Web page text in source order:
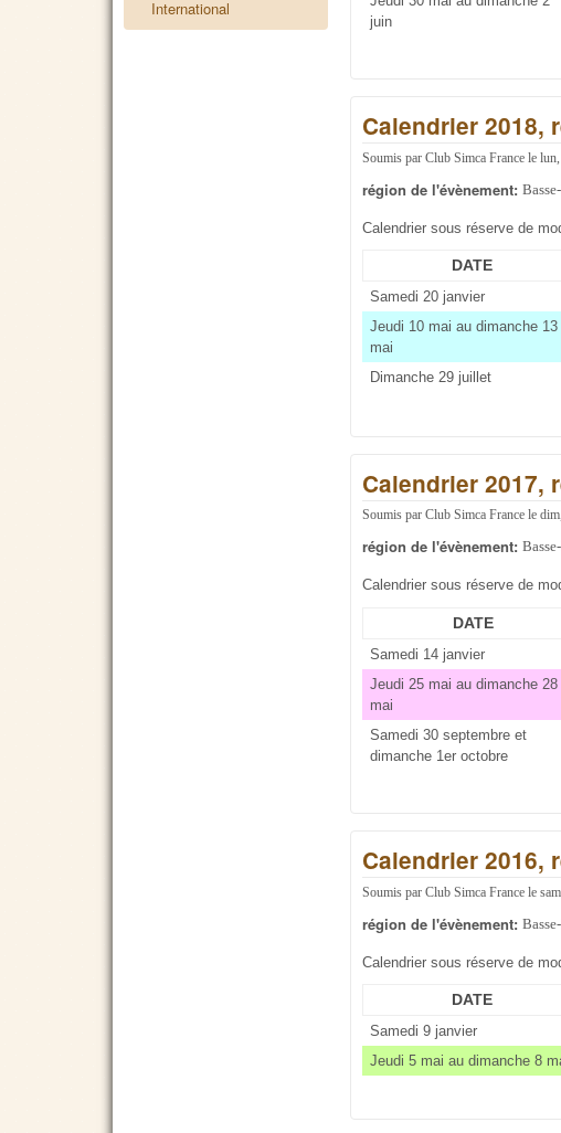
juin
Calendrier 2018,
Soumis parClub Simca France le
région de l'évènement:
Calendrier sous réserve de
DATE
Samedi 20 janvier
Jeudi 10 mai au dimanche 13
mai
Dimanche 29 juillet
Calendrier 2017,
Soumis parClub Simca France le
région de l'évènement:
Calendrier sous réserve de
DATE
Samedi 14 janvier
Jeudi 25 mai au dimanche 28
mai
Samedi 30 septembre et
dimanche 1er octobre
Calendrier 2016,
Soumis parClub Simca France le
région de l'évènement:
Calendrier sous réserve de
DATE
Samedi 9 janvier
Jeudi 5 mai au dimanche 8
International